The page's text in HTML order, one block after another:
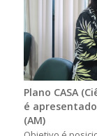
Plano CASA
é
(AM)